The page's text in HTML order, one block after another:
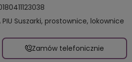
PIU Suszarki, prostownice, lokownice
Zamów telefonicznie